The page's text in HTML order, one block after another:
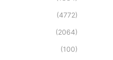
(4772)
(2064)
(100)